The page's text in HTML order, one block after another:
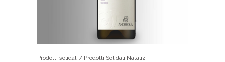
Prodotti solidali Prodotti Solidali Natalizi